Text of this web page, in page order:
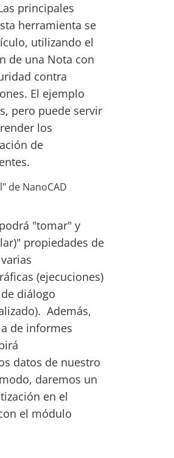
principales
herramienta se
utilizando el
de una Nota con
contra
El ejemplo
pero puede servir
los
de
"tomar" y
propiedades de
(ejecuciones)
diálogo
Además,
de informes
datos de nuestro
daremos un
en el
el módulo